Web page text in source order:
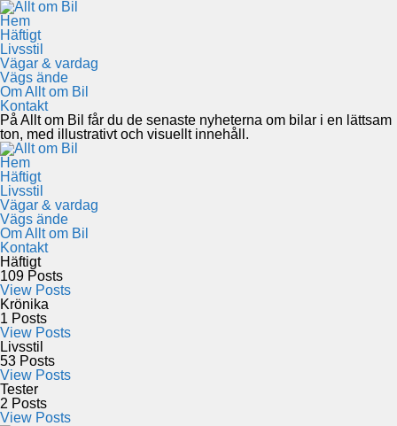
Hem
Häftigt
Livsstil
Vägar & vardag
Vägs ände
Om Allt om Bil
Kontakt
På Allt om Bil får du de senaste nyheterna om bilar i en lättsam
ton, med illustrativt och visuellt innehåll.
Hem
Häftigt
Livsstil
Vägar & vardag
Vägs ände
Om Allt om Bil
Kontakt
Häftigt
109 Posts
View Posts
Krönika
1 Posts
View Posts
Livsstil
53 Posts
View Posts
Tester
2 Posts
View Posts